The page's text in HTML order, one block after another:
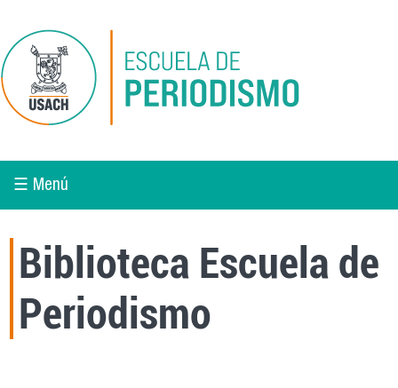
☰ Menú
Biblioteca Escuela de
Periodismo